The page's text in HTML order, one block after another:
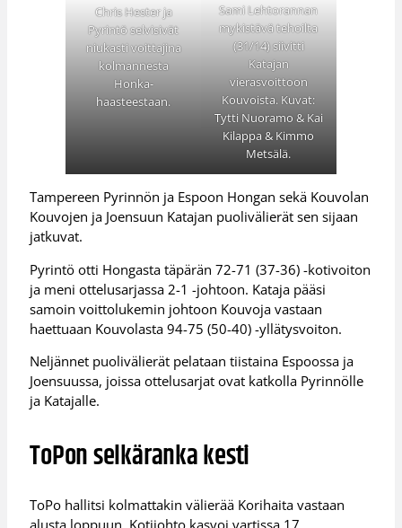
Chris Hester ja
Pyrintö selvisivät
niukasti voittajina
kolmannesta
Honka-
haasteestaan.
Sami Lehtorannan
mykistävä tehoilta
(31/14) siivitti
Katajan
vierasvoittoon
Kouvoista. Kuvat:
Tytti Nuoramo & Kai
Kilappa & Kimmo
Metsälä.
Tampereen Pyrinnön ja Espoon Hongan sekä Kouvolan
Kouvojen ja Joensuun Katajan puolivälierät sen sijaan
jatkuvat.
Pyrintö otti Hongasta täpärän 72-71 (37-36) -kotivoiton
ja meni ottelusarjassa 2-1 -johtoon. Kataja pääsi
samoin voittolukemin johtoon Kouvoja vastaan
haettuaan Kouvolasta 94-75 (50-40) -yllätysvoiton.
Neljännet puolivälierät pelataan tiistaina Espoossa ja
Joensuussa, joissa ottelusarjat ovat katkolla Pyrinnölle
ja Katajalle.
ToPon selkäranka kesti
ToPo hallitsi kolmattakin välierää Korihaita vastaan
alusta loppuun. Kotijohto kasvoi vartissa 17